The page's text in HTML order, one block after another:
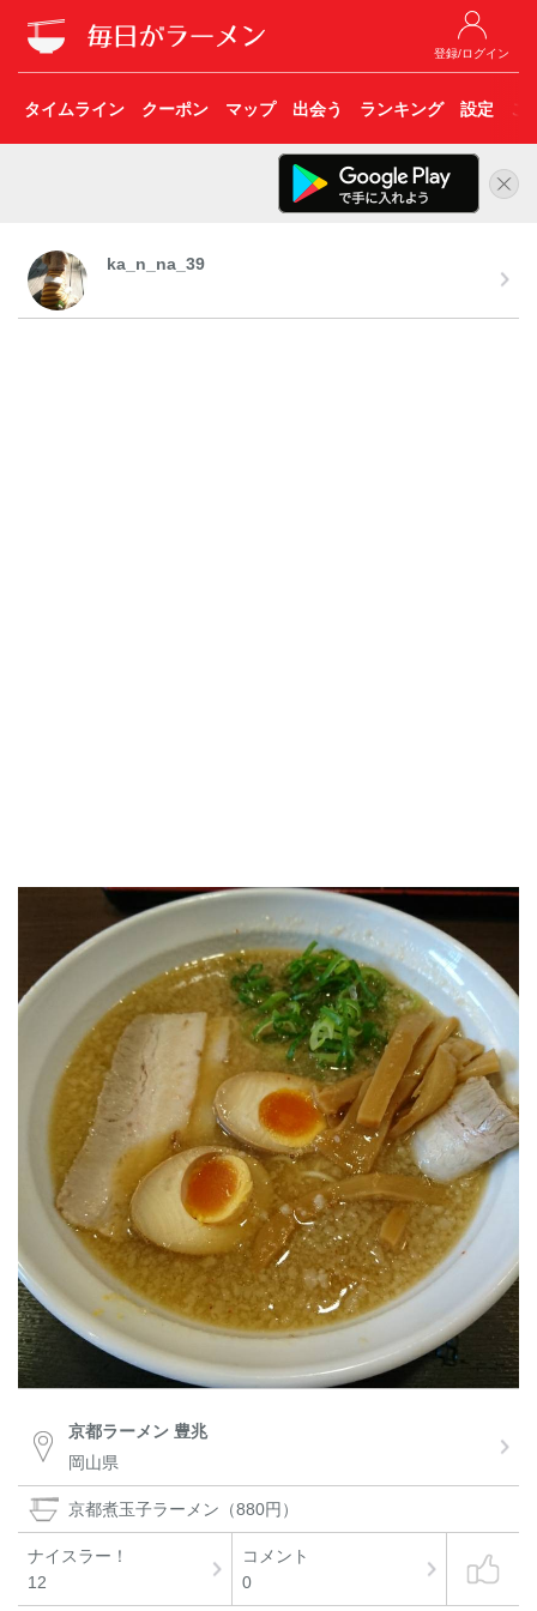
登録/ログイン
タイムライン クーポン マップ 出会う ランキング 設定 こ
ka_n_na_39
京都ラーメン 豊兆
岡山県
京都煮玉子ラーメン（880円）
ナイスラー！
12
コメント
0